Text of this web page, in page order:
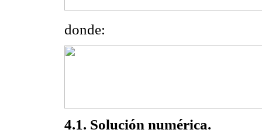
donde:
4.1. Solución numérica.